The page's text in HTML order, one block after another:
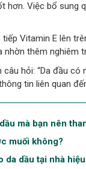
Việc bổ sung
Vitamin E lên
thêm nghiêm
hỏi: “Da đầu
tin liên quan
mà bạn nên
muối không?
da dầu tại nhà